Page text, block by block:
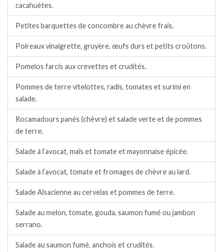
cacahuètes.
Petites barquettes de concombre au chèvre frais.
Poireaux vinaigrette, gruyère, œufs durs et petits croûtons.
Pomelos farcis aux crevettes et crudités.
Pommes de terre vitelottes, radis, tomates et surimi en
salade.
Rocamadours panés (chèvre) et salade verte et de pommes
de terre.
Salade à l’avocat, maïs et tomate et mayonnaise épicée.
Salade à l’avocat, tomate et fromages de chèvre au lard.
Salade Alsacienne au cervelas et pommes de terre.
Salade au melon, tomate, gouda, saumon fumé ou jambon
serrano.
Salade au saumon fumé, anchois et crudités.